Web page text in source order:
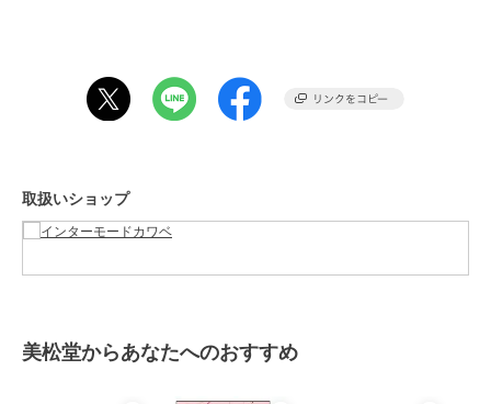
て、実物と若干異なる場合がございます。ご了承ください。
商品カテゴリ ファッション雑貨 ／ハンカチ・
ファッション雑貨 ／ハンカチ・
取扱いショップ
美松堂からあなたへのおすすめ